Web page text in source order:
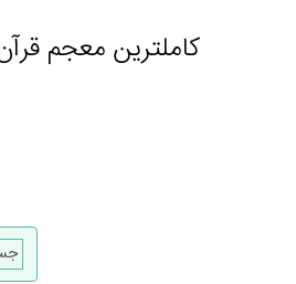
کاملترین معجم